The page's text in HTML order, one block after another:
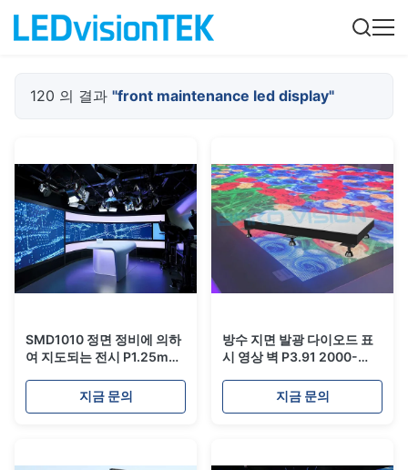
120 의 결과 "front maintenance led display"
SMD1010 정면 정비에 의하
여 지도되는 전시 P1.25mm
600X337.5mm
지금 문의
방수 지면 발광 다이오드 표
시 영상 벽 P3.91 2000-
지금 문의